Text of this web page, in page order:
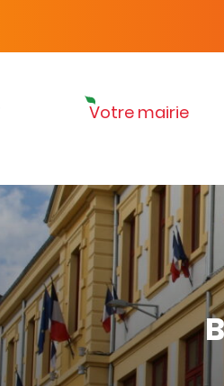
Votre mairie